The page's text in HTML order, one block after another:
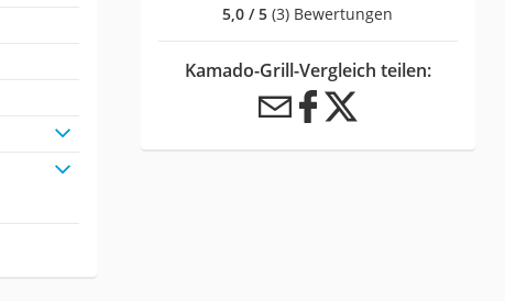
5,0 / 5 (3) Bewertungen
Kamado-Grill-Vergleich teilen: